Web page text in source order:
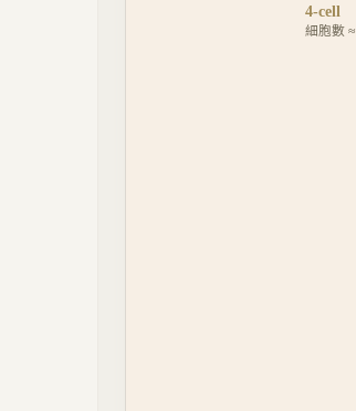
4-cell
細胞數 ≈